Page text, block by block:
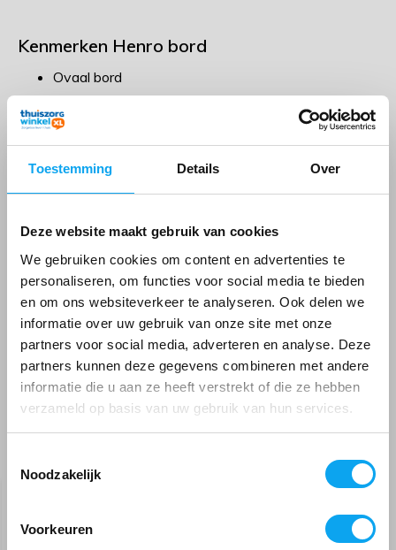
Toestemming Details Over
Deze website maakt gebruik van cookies
We gebruiken cookies om content en advertenties te
personaliseren, om functies voor social media te bieden
en om ons websiteverkeer te analyseren. Ook delen we
informatie over uw gebruik van onze site met onze
partners voor social media, adverteren en analyse. Deze
partners kunnen deze gegevens combineren met andere
informatie die u aan ze heeft verstrekt of die ze hebben
verzameld op basis van uw gebruik van hun services.
Noodzakelijk
Voorkeuren
Tijdelijk uitverkocht!
We sturen u een email als we dit artikel weer op
voorraad hebben
Kenmerken Henro bord
Ovaal bord
Met opstaande rand
Met rubber dopjes
Vaatwasmachine bestendig
Afmetingen 28 x 20 cm
Kleur Wit
Er zijn nog geen reviews geschreven over dit product.
Schrijf je eigen review en maak kans op een
waardebon t.w.v. €25,-